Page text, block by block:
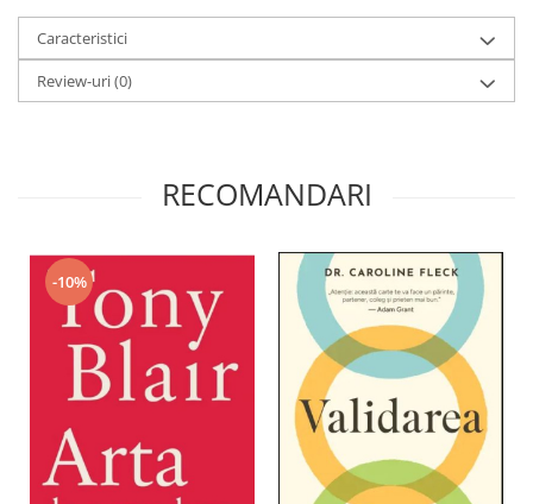
Caracteristici
Review-uri(0)
RECOMANDARI
-10%